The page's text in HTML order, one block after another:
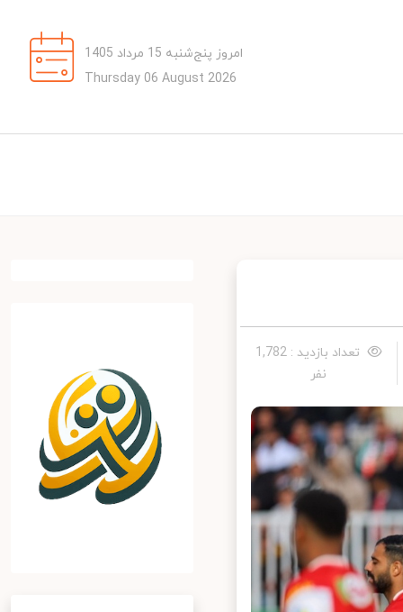
امروز پنج‌شنبه 15 مرداد 1405
Thursday 06 August 2026
تعداد بازدید : 1,782
نفر